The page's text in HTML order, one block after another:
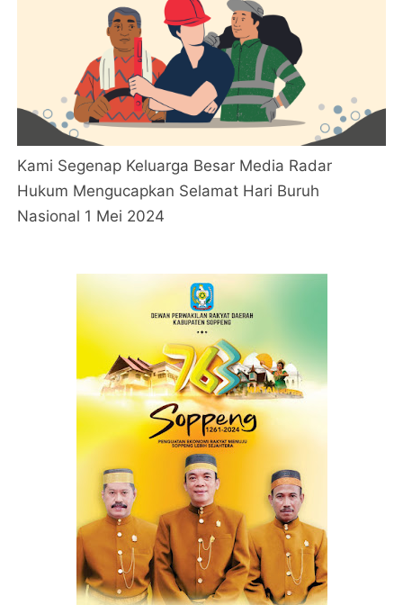
Kami Segenap Keluarga Besar Media Radar
Hukum Mengucapkan Selamat Hari Buruh
Nasional 1 Mei 2024